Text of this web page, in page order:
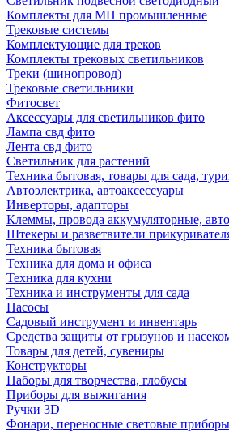
Комплекты для МП промышленные
Трековые системы
Комплектующие для треков
Комплекты трековых светильников
Треки (шинопровод)
Трековые светильники
Фитосвет
Аксессуары для светильников фито
Лампа свд фито
Лента свд фито
Светильник для растений
Техника бытовая, товары для сада,
Автоэлектрика, автоаксессуары
Инверторы, адапторы
Клеммы, провода аккумуляторные,
Штекеры и разветвители
Техника бытовая
Техника для дома и офиса
Техника для кухни
Техника и инструменты для сада
Насосы
Садовый инструмент и инвентарь
Средства защиты от грызунов и
Товары для детей, сувениры
Конструкторы
Наборы для творчества, глобусы
Приборы для выжигания
Ручки 3D
Фонари, переносные световые приборы